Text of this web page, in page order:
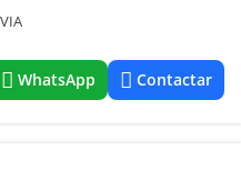
WhatsApp Contactar